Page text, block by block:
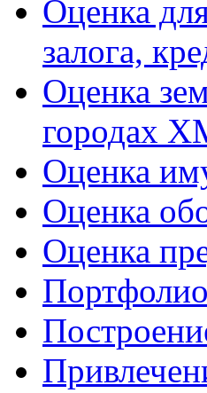
Оценка
залога,
Оценка
городах
Оценка
Оценка
Оценка